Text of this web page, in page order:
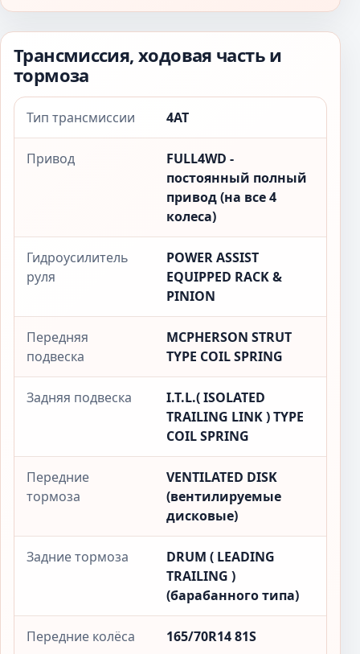
Трансмиссия, ходовая часть и
тормоза
Тип трансмиссии 4AT
Привод
FULL4WD -
постоянный полный
привод (на все 4
колеса)
Гидроусилитель
руля
POWER ASSIST
EQUIPPED RACK &
PINION
Передняя
подвеска
MCPHERSON STRUT
TYPE COIL SPRING
Задняя подвеска
I.T.L.( ISOLATED
TRAILING LINK ) TYPE
COIL SPRING
Передние
тормоза
VENTILATED DISK
(вентилируемые
дисковые)
Задние тормоза
DRUM ( LEADING
TRAILING )
(барабанного типа)
Передние колёса 165/70R14 81S